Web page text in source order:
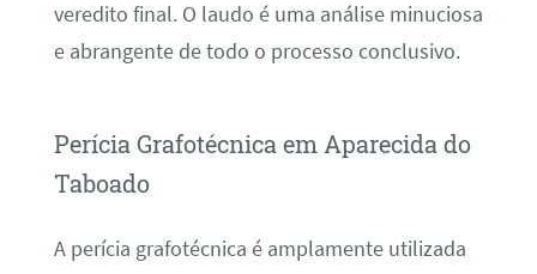
veredito final. O laudo é uma análise minuciosa
e abrangente de todo o processo conclusivo.
Perícia Grafotécnica em Aparecida do
Taboado
A perícia grafotécnica é amplamente utilizada